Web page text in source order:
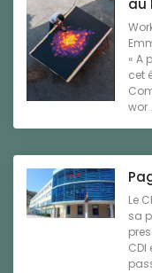
au
« A
cet
wor
Le
sa
CDI